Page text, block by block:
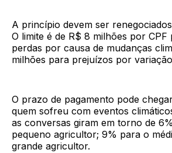
A princípio devem ser
O limite é de R$ 8 milhões por CPF
perdas por causa de mudanças
milhões para prejuízos por
O prazo de pagamento pode
quem sofreu com eventos
as conversas giram em torno de
pequeno agricultor; 9% para o
grande agricultor.